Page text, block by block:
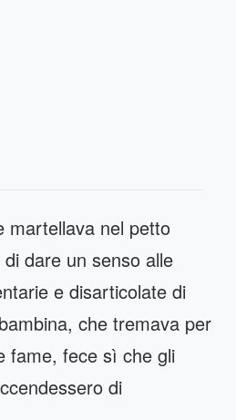
martellava nel petto
dare un senso alle
e disarticolate di
che tremava per
fame, fece sì che gli
di